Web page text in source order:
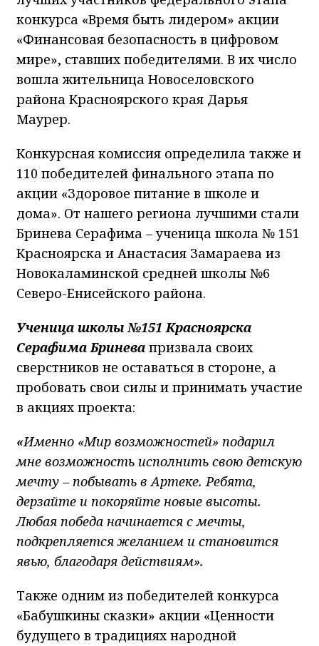
конкурса «Время быть лидером» акции
«Финансовая безопасность в цифровом
мире», ставших победителями. В их число
вошла жительница Новоселовского
района Красноярского края Дарья
Маурер.
Конкурсная комиссия определила также и
110 победителей финального этапа по
акции «Здоровое питание в школе и
дома». От нашего региона лучшими стали
Бринева Серафима – ученица школа № 151
Красноярска и Анастасия Замараева из
Новокаламинской средней школы №6
Северо-Енисейского района.
Ученица школы №151 Красноярска
Серафима Бринева призвала своих
сверстников не оставаться в стороне, а
пробовать свои силы и принимать участие
в акциях проекта:
«Именно «Мир возможностей» подарил
мне возможность исполнить свою детскую
мечту – побывать в Артеке. Ребята,
дерзайте и покоряйте новые высоты.
Любая победа начинается с мечты,
подкрепляется желанием и становится
явью, благодаря действиям».
Также одним из победителей конкурса
«Бабушкины сказки» акции «Ценности
будущего в традициях народной